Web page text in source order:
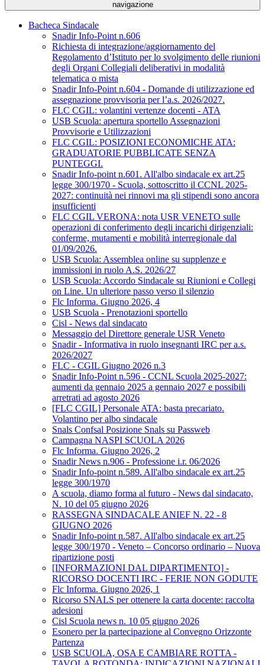
navigazione
Bacheca Sindacale
Snadir Info-Point n.606
Richiesta di integrazione/aggiornamento del
Regolamento d’Istituto per lo svolgimento delle riunioni
degli Organi Collegiali deliberativi in modalità
telematica o mista
Snadir Info-Point n.604 - Domande di utilizzazione ed
assegnazione provvisoria per l’a.s. 2026/2027.
FLC CGIL: volantini vertenze docenti - ATA
USB Scuola: apertura sportello Assegnazioni
Provvisorie e Utilizzazioni
FLC CGIL: POSIZIONI ECONOMICHE ATA:
GRADUATORIE PUBBLICATE SENZA
PUNTEGGI.
Snadir Info-point n.601. All'albo sindacale ex art.25
legge 300/1970 - Scuola, sottoscritto il CCNL 2025-
2027: continuità nei rinnovi ma gli stipendi sono ancora
insufficienti
FLC CGIL VERONA: nota USR VENETO sulle
operazioni di conferimento degli incarichi dirigenziali:
conferme, mutamenti e mobilità interregionale dal
01/09/2026.
USB Scuola: Assemblea online su supplenze e
immissioni in ruolo A.S. 2026/27
USB Scuola: Accordo Sindacale su Riunioni e Collegi
on Line. Un ulteriore passo verso il silenzio
Flc Informa. Giugno 2026, 4
USB Scuola - Prenotazioni sportello
Cisl - News dal sindacato
Messaggio del Direttore generale USR Veneto
Snadir - Informativa in ruolo insegnanti IRC per a.s.
2026/2027
FLC - CGIL Giugno 2026 n.3
Snadir Info-Point n.596 - CCNL Scuola 2025-2027:
aumenti da gennaio 2025 a gennaio 2027 e possibili
arretrati ad agosto 2026
[FLC CGIL] Personale ATA: basta precariato.
Volantino per albo sindacale
Snals Confsal Posizione Snals su Passweb
Campagna NASPI SCUOLA 2026
Flc Informa. Giugno 2026, 2
Snadir News n.906 - Professione i.r. 06/2026
Snadir Info-point n.589. All'albo sindacale ex art.25
legge 300/1970
A scuola, diamo forma al futuro - News dal sindacato,
N. 10 del 05 giugno 2026
RASSEGNA SINDACALE ANIEF N. 22 - 8
GIUGNO 2026
Snadir Info-point n.587. All'albo sindacale ex art.25
legge 300/1970 - Veneto – Concorso ordinario – Nuova
ripartizione posti
[INFORMAZIONI DAL DIPARTIMENTO] -
RICORSO DOCENTI IRC - FERIE NON GODUTE
Flc Informa. Giugno 2026, 1
Ricorso SNALS per ottenere la carta docente: raccolta
adesioni
Cisl Scuola news n. 10 05 giugno 2026
Esonero per la partecipazione al Convegno Orizzonte
Partenza
USB SCUOLA, OSA E CAMBIARE ROTTA -